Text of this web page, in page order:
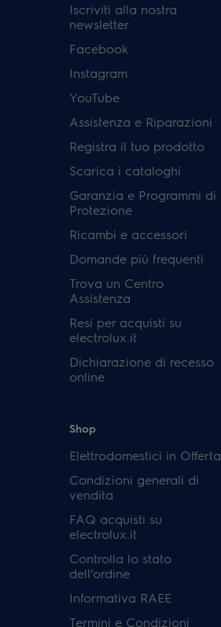
Iscriviti alla nostra
newsletter
Facebook
Instagram
YouTube
Assistenza e Riparazioni
Registra il tuo prodotto
Scarica i cataloghi
Garanzia e Programmi di
Protezione
Ricambi e accessori
Domande più frequenti
Trova un Centro
Assistenza
Resi per acquisti su
electrolux.it
Dichiarazione di recesso
online
Shop
Elettrodomestici in Offerta
Condizioni generali di
vendita
FAQ acquisti su
electrolux.it
Controlla lo stato
dell’ordine
Informativa RAEE
Termini e Condizioni